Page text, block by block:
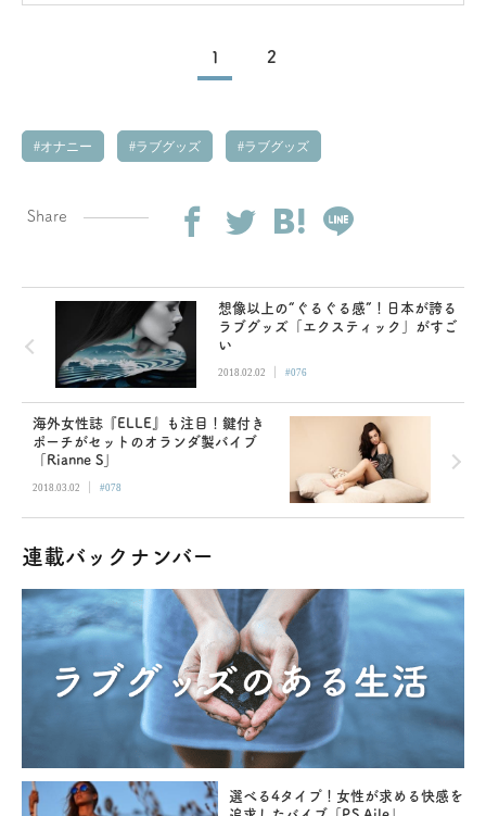
破る
1 2
オナニー ラブグッズ ラブグッズ
Share
想像以上の“ぐるぐる感”！日本が誇る
ラブグッズ「エクスティック」がすご
い
2018.02.02 | #076
海外女性誌『ELLE』も注目！鍵付き
ポーチがセットのオランダ製バイブ
「Rianne S」
2018.03.02 | #078
連載バックナンバー
選べる4タイプ！女性が求める快感を